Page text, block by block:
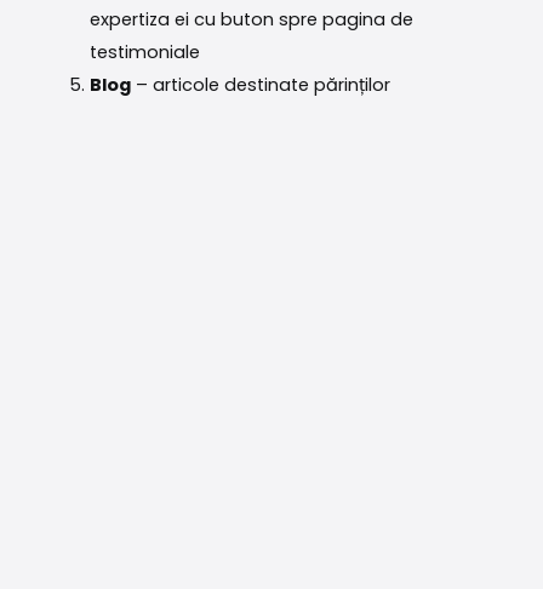
expertiza ei cu buton spre pagina de
testimoniale
Blog– articole destinate părinților